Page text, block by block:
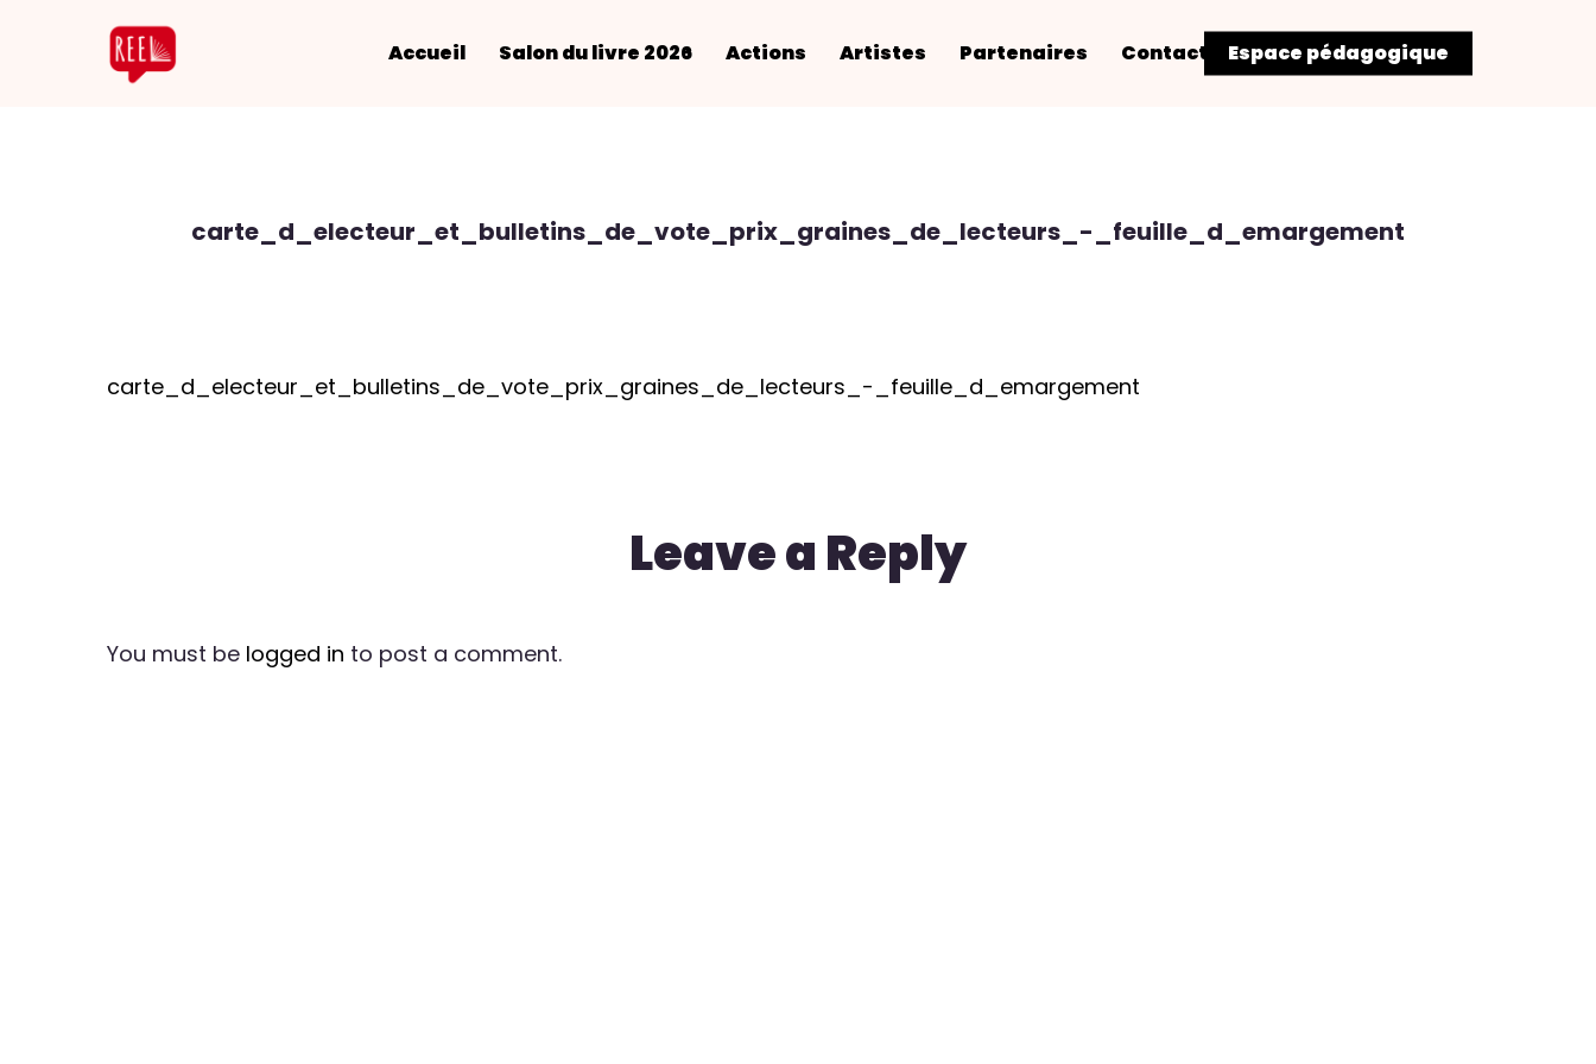
Accueil Salon du livre 2026 Actions Artistes Partenaires Contact Espace pédagogique
carte_d_electeur_et_bulletins_de_vote_prix_graines_de_lecteurs_-_feuille_d_emargement
carte_d_electeur_et_bulletins_de_vote_prix_graines_de_lecteurs_-_feuille_d_emargement
Leave a Reply
You must be logged in to post a comment.